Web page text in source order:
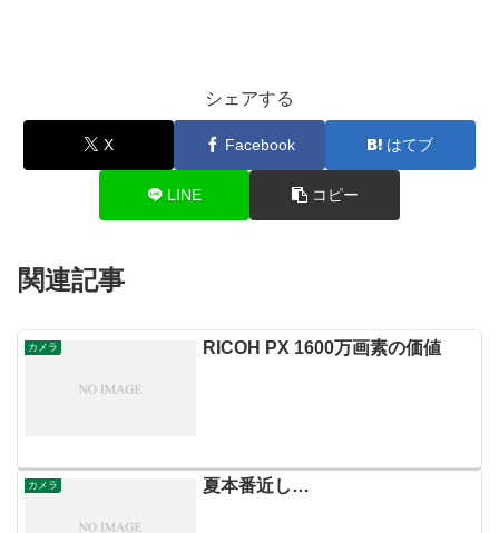
シェアする
X Facebook はてブ
LINE コピー
関連記事
カメラ RICOH PX 1600万画素の価値
カメラ 夏本番近し…